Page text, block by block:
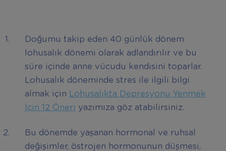
Doğumu takip eden 40 günlük dönem
lohusalık dönemi olarak adlandırılır ve bu
süre içinde anne vücudu kendisini toparlar.
Lohusalık döneminde stres ile ilgili bilgi
almak için Lohusalıkta Depresyonu Yenmek
İçin 12 Öneri yazımıza göz atabilirsiniz.
Bu dönemde yaşanan hormonal ve ruhsal
değişimler, östrojen hormonunun düşmesi,